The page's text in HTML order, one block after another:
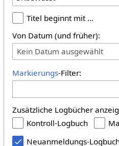
Titel beginnt mit …
Von Datum (und früher):
Kein Datum ausgewählt
Markierungs-Filter:
Zusätzliche Logbücher
Kontroll-Logbuch
Neuanmeldungs-